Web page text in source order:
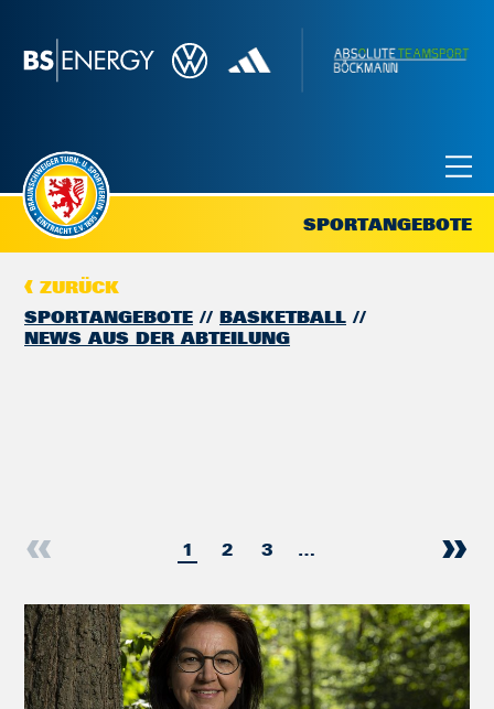
SPORTANGEBOTE
SPORTANGEBOTE
BASKETBALL
NEWS AUS DER ABTEILUNG
ZURÜCK
1 2 3 …